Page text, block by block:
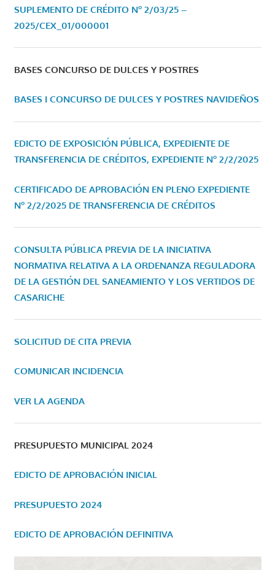
SUPLEMENTO DE CRÉDITO Nº 2/03/25 –
2025/CEX_01/000001
BASES CONCURSO DE DULCES Y POSTRES
BASES I CONCURSO DE DULCES Y POSTRES NAVIDEÑOS
EDICTO DE EXPOSICIÓN PÚBLICA, EXPEDIENTE DE
TRANSFERENCIA DE CRÉDITOS, EXPEDIENTE Nº 2/2/2025
CERTIFICADO DE APROBACIÓN EN PLENO EXPEDIENTE
Nº 2/2/2025 DE TRANSFERENCIA DE CRÉDITOS
CONSULTA PÚBLICA PREVIA DE LA INICIATIVA
NORMATIVA RELATIVA A LA ORDENANZA REGULADORA
DE LA GESTIÓN DEL SANEAMIENTO Y LOS VERTIDOS DE
CASARICHE
SOLICITUD DE CITA PREVIA
COMUNICAR INCIDENCIA
VER LA AGENDA
PRESUPUESTO MUNICIPAL 2024
EDICTO DE APROBACIÓN INICIAL
PRESUPUESTO 2024
EDICTO DE APROBACIÓN DEFINITIVA